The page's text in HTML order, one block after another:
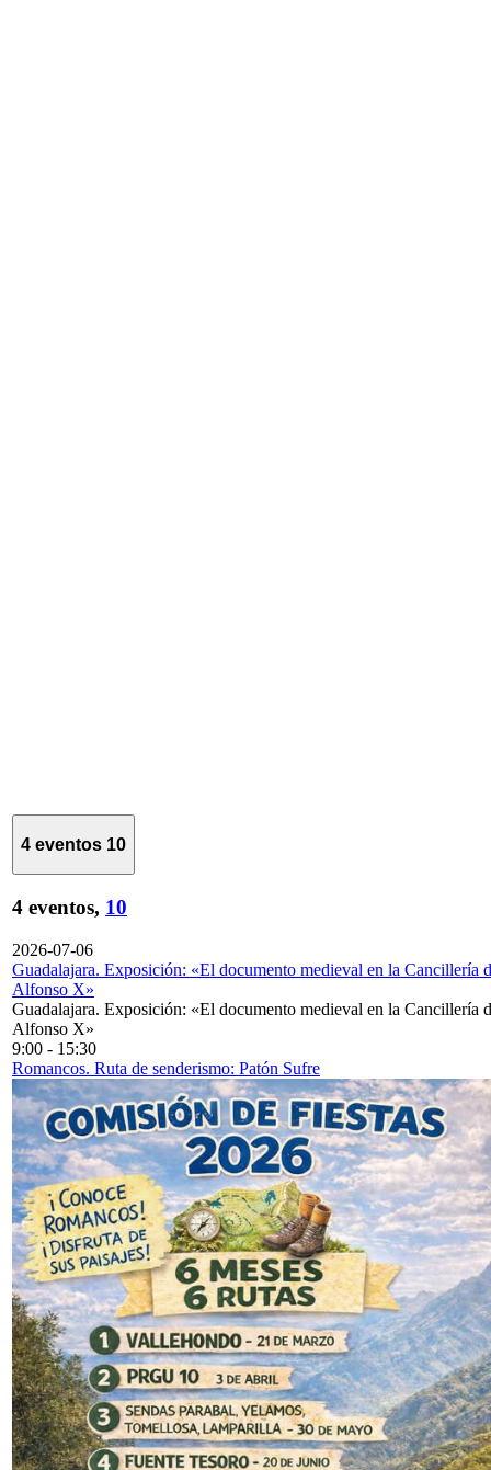
4 eventos 10
4 eventos, 10
2026-07-06
Guadalajara. Exposición: «El documento medieval en la Cancillería
Alfonso X»
Guadalajara. Exposición: «El documento medieval en la Cancillería
Alfonso X»
9:00 - 15:30
Romancos. Ruta de senderismo: Patón Sufre